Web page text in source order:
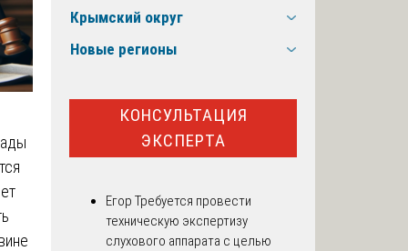
Крымский округ
Новые регионы
КОНСУЛЬТАЦИЯ
ЭКСПЕРТА
Егор Требуется провести
техническую экспертизу
слухового аппарата с целью